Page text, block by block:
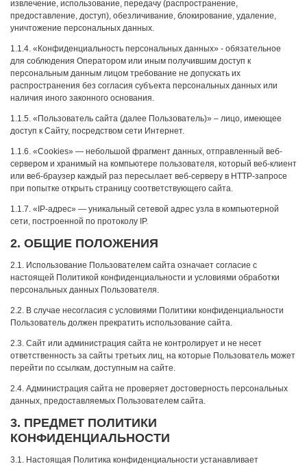
извлечение, использование, передачу (распространение,
предоставление, доступ), обезличивание, блокирование, удаление,
уничтожение персональных данных.
1.1.4. «Конфиденциальность персональных данных» - обязательное
для соблюдения Оператором или иным получившим доступ к
персональным данным лицом требование не допускать их
распространения без согласия субъекта персональных данных или
наличия иного законного основания.
1.1.5. «Пользователь сайта (далее Пользователь)» – лицо, имеющее
доступ к Сайту, посредством сети Интернет.
1.1.6. «Cookies» — небольшой фрагмент данных, отправленный веб-
сервером и хранимый на компьютере пользователя, который веб-клиент
или веб-браузер каждый раз пересылает веб-серверу в HTTP-запросе
при попытке открыть страницу соответствующего сайта.
1.1.7. «IP-адрес» — уникальный сетевой адрес узла в компьютерной
сети, построенной по протоколу IP.
2. ОБЩИЕ ПОЛОЖЕНИЯ
2.1. Использование Пользователем сайта означает согласие с
настоящей Политикой конфиденциальности и условиями обработки
персональных данных Пользователя.
2.2. В случае несогласия с условиями Политики конфиденциальности
Пользователь должен прекратить использование сайта.
2.3. Сайт или администрация сайта не контролирует и не несет
ответственность за сайты третьих лиц, на которые Пользователь может
перейти по ссылкам, доступным на сайте.
2.4. Администрация сайта не проверяет достоверность персональных
данных, предоставляемых Пользователем сайта.
3. ПРЕДМЕТ ПОЛИТИКИ
КОНФИДЕНЦИАЛЬНОСТИ
3.1. Настоящая Политика конфиденциальности устанавливает